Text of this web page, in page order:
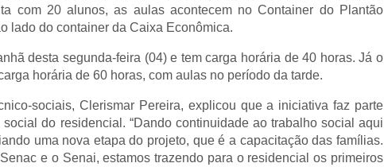
com 20 alunos, as aulas acontecem no Container do Plantão
lado do container da Caixa Econômica.
desta segunda-feira (04) e tem carga horária de 40 horas. Já o
horária de 60 horas, com aulas no período da tarde.
sociais, Clerismar Pereira, explicou que a iniciativa faz parte
do residencial. “Dando continuidade ao trabalho social aqui
uma nova etapa do projeto, que é a capacitação das famílias.
e o Senai, estamos trazendo para o residencial os primeiros